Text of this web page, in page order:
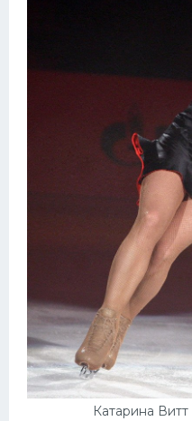
Катарина